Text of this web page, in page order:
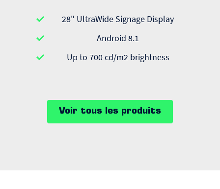
28" UltraWide Signage Display
Android 8.1
Up to 700 cd/m2 brightness
Voir tous les produits